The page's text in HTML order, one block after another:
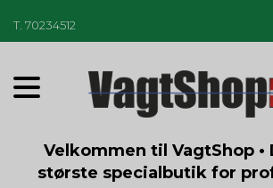
T 70234512
T
o
Velkommen til VagtShop •
største specialbutik for